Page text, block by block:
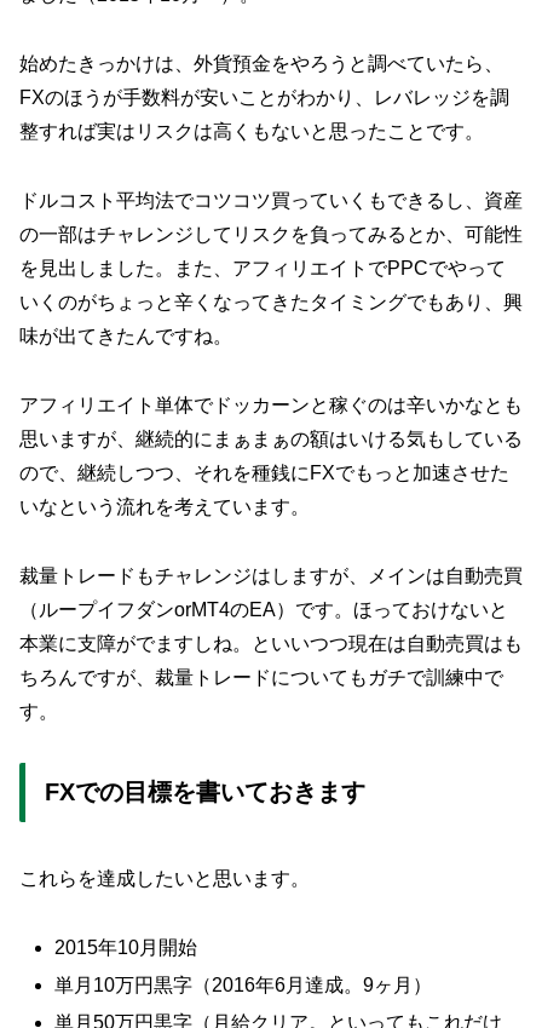
始めたきっかけは、外貨預金をやろうと調べていたら、
FXのほうが手数料が安いことがわかり、レバレッジを調
整すれば実はリスクは高くもないと思ったことです。
ドルコスト平均法でコツコツ買っていくもできるし、資産
の一部はチャレンジしてリスクを負ってみるとか、可能性
を見出しました。また、アフィリエイトでPPCでやって
いくのがちょっと辛くなってきたタイミングでもあり、興
味が出てきたんですね。
アフィリエイト単体でドッカーンと稼ぐのは辛いかなとも
思いますが、継続的にまぁまぁの額はいける気もしている
ので、継続しつつ、それを種銭にFXでもっと加速させた
いなという流れを考えています。
裁量トレードもチャレンジはしますが、メインは自動売買
（ループイフダンorMT4のEA）です。ほっておけないと
本業に支障がでますしね。といいつつ現在は自動売買はも
ちろんですが、裁量トレードについてもガチで訓練中で
す。
FXでの目標を書いておきます
これらを達成したいと思います。
2015年10月開始
単月10万円黒字（2016年6月達成。9ヶ月）
単月50万円黒字（月給クリア。といってもこれだけ